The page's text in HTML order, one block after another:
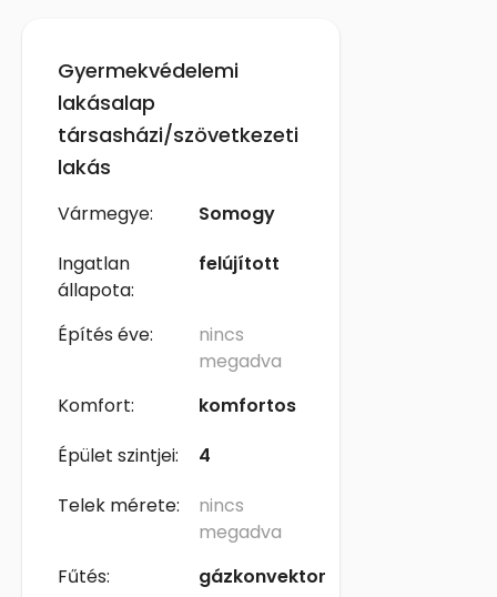
Gyermekvédelemi
lakásalap
társasházi/szövetkezeti
lakás
Vármegye:
Somogy
Ingatlan
állapota:
felújított
Építés éve:
nincs
megadva
Komfort:
komfortos
Épület szintjei:
4
Telek mérete:
nincs
megadva
Fűtés:
gázkonvektor